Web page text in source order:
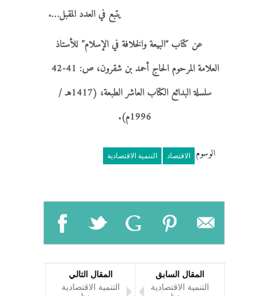
يتبع في العدد المقبل….
عن كتاب “البيعة والخلافة في الإسلام” للأستاذ
العلامة المرحوم الحاج أحمد بن شقرون، ص: 41-42
سلسلة البدائع الكتاب العاشر الطبعة، (1417هـ /
1996م).
الوسوم الاقتصاد التنمية الاقتصادية
المقال السابق
التنمية الاقتصادية
المقال التالي
التنمية الاقتصادية